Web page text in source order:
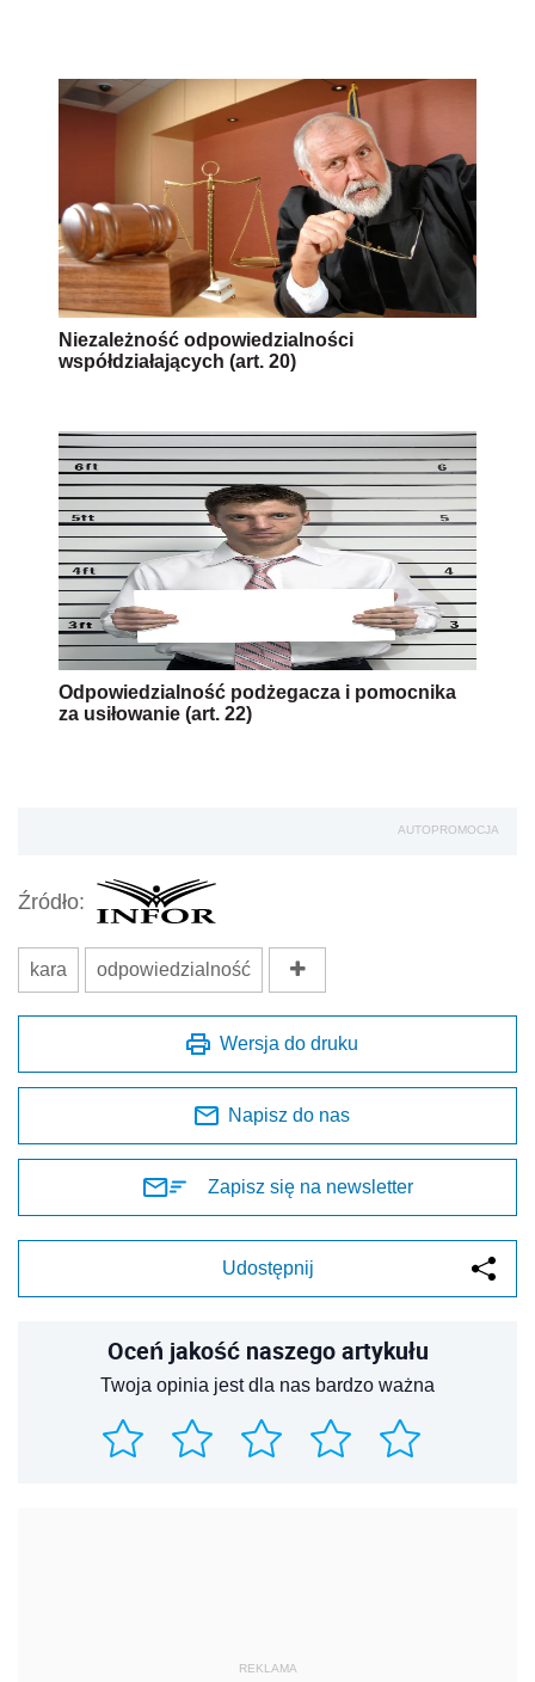
Niezależność odpowiedzialności
współdziałających (art. 20)
Odpowiedzialność podżegacza i pomocnika
za usiłowanie (art. 22)
AUTOPROMOCJA
Źródło:
kara odpowiedzialność
Wersja do druku
Napisz do nas
Zapisz się na newsletter
Udostępnij
Oceń jakość naszego artykułu
Twoja opinia jest dla nas bardzo ważna
REKLAMA